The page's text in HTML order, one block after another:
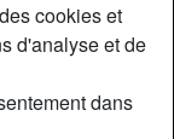
cookies et
d'analyse et de
dans